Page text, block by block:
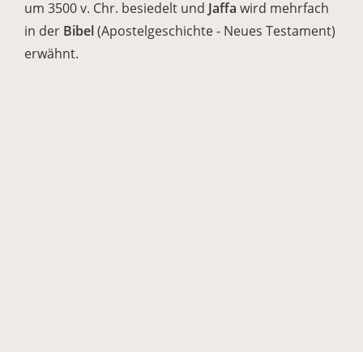
um 3500 v. Chr. besiedelt und Jaffa wird mehrfach
in der Bibel(Apostelgeschichte - Neues Testament)
erwähnt.